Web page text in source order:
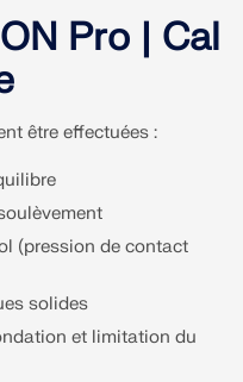
Pro | Cal
être effectuées :
(pression de contact
solides
et limitation du